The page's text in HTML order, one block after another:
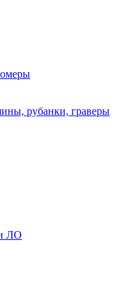
рубанки, граверы
ЛО